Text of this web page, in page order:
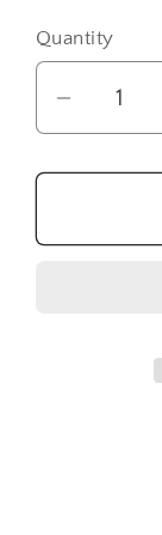
Quantity
Quantity
quantity
for
pour